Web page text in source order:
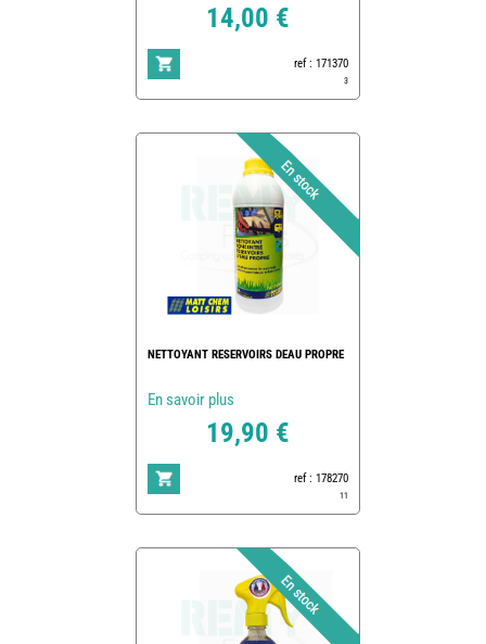
14,00 €
ref : 171370
3
NETTOYANT RESERVOIRS DEAU PROPRE
En savoir plus
19,90 €
ref : 178270
11